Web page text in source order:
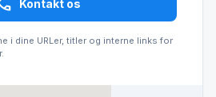
Kontakt os
i dine URLer, titler og interne links for